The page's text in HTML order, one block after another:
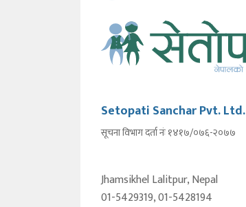
Setopati Sanchar Pvt. Ltd.
सूचना विभाग दर्ता नंः १४१७/०७६-२०७७
Jhamsikhel Lalitpur, Nepal
01-5429319, 01-5428194